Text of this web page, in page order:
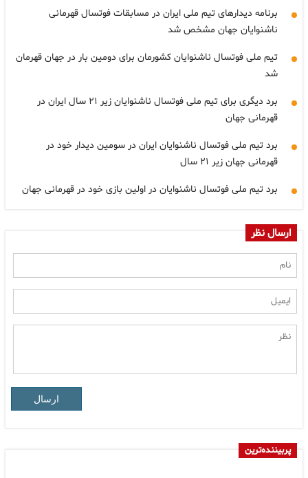
برنامه دیدارهای تیم ملی ایران در مسابقات فوتسال قهرمانی
ناشنوایان جهان مشخص شد
تیم ملی فوتسال ناشنوایان کشورمان برای دومین بار در جهان قهرمان
شد
برد دیگری برای تیم ملی فوتسال ناشنوایان زیر ۲۱ سال ایران در
قهرمانی جهان
برد تیم ملی فوتسال ناشنوایان ایران در سومین دیدار خود در
قهرمانی جهان زیر ۲۱ سال
برد تیم ملی فوتسال ناشنوایان در اولین بازی خود در قهرمانی جهان
ارسال نظر
ارسال
پربیننده‌ترین